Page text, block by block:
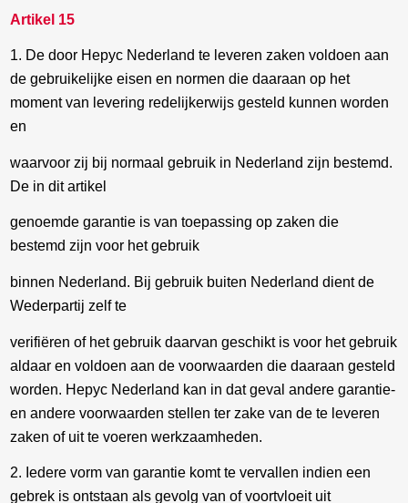
Artikel 15
1. De door Hepyc Nederland te leveren zaken voldoen aan
de gebruikelijke eisen en normen die daaraan op het
moment van levering redelijkerwijs gesteld kunnen worden
en
waarvoor zij bij normaal gebruik in Nederland zijn bestemd.
De in dit artikel
genoemde garantie is van toepassing op zaken die
bestemd zijn voor het gebruik
binnen Nederland. Bij gebruik buiten Nederland dient de
Wederpartij zelf te
verifiëren of het gebruik daarvan geschikt is voor het gebruik
aldaar en voldoen aan de voorwaarden die daaraan gesteld
worden. Hepyc Nederland kan in dat geval andere garantie-
en andere voorwaarden stellen ter zake van de te leveren
zaken of uit te voeren werkzaamheden.
2. Iedere vorm van garantie komt te vervallen indien een
gebrek is ontstaan als gevolg van of voortvloeit uit